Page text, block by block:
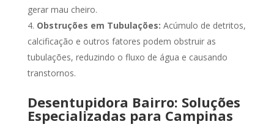
gerar mau cheiro.
Obstruções em Tubulações: Acúmulo de detritos,
calcificação e outros fatores podem obstruir as
tubulações, reduzindo o fluxo de água e causando
transtornos.
Desentupidora Bairro: Soluções
Especializadas para Campinas